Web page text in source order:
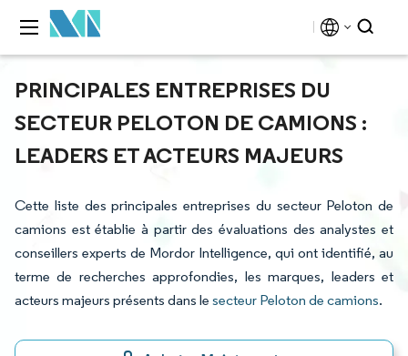
PRINCIPALES ENTREPRISES DU
SECTEUR PELOTON DE CAMIONS :
LEADERS ET ACTEURS MAJEURS
Cette liste des principales entreprises du secteur Peloton de
camions est établie à partir des évaluations des analystes et
conseillers experts de Mordor Intelligence, qui ont identifié, au
terme de recherches approfondies, les marques, leaders et
acteurs majeurs présents dans le secteur Peloton de camions.